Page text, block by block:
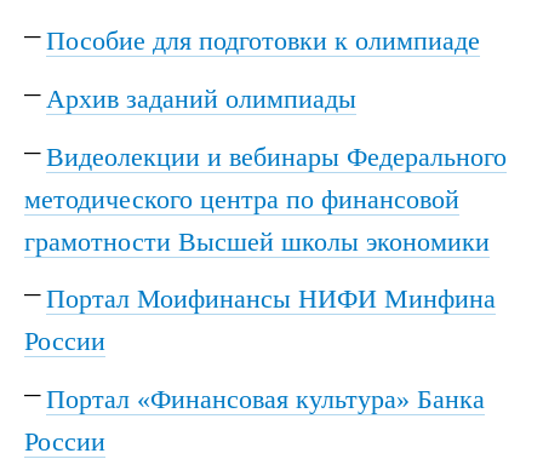
Пособие для подготовки к олимпиаде
Архив заданий олимпиады
Видеолекции и вебинары Федерального
методического центра по финансовой
грамотности Высшей школы экономики
Портал Моифинансы НИФИ Минфина
России
Портал «Финансовая культура» Банка
России